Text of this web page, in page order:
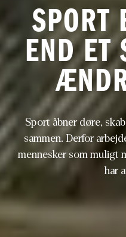
SPORT
END ET
Sport åbner døre,
sammen. Derfor
mennesker som muligt
har